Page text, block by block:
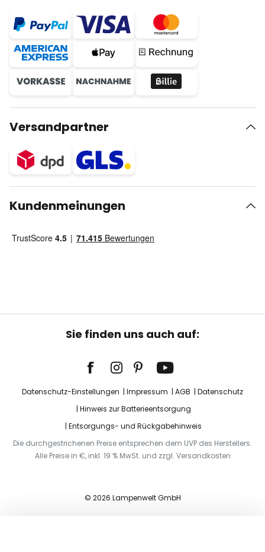
Versandpartner
Kundenmeinungen
Sie finden uns auch auf:
Datenschutz-Einstellungen Impressum AGB
Datenschutz
Hinweis zur Batterieentsorgung
Entsorgungs- und Rückgabehinweis
Die durchgestrichenen Preise entsprechen dem UVP des Herstellers.
Alle Preise in €, inkl. 19 % MwSt. und zzgl. Versandkosten
© 2026 Lampenwelt GmbH